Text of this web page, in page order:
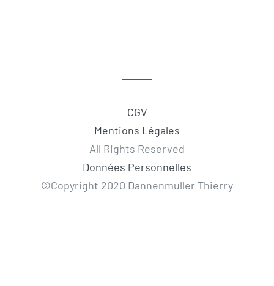
CGV
Mentions Légales
All Rights Reserved
Données Personnelles
©Copyright 2020 Dannenmuller Thierry